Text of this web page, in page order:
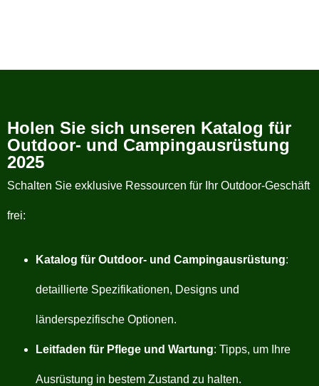
Holen Sie sich unseren Katalog für
Outdoor- und Campingausrüstung
2025
Schalten Sie exklusive Ressourcen für Ihr Outdoor-Geschäft
frei:
Katalog für Outdoor- und Campingausrüstung:
detaillierte Spezifikationen, Designs und
länderspezifische Optionen.
Leitfaden für Pflege und Wartung: Tipps, um Ihre
Ausrüstung in bestem Zustand zu halten.